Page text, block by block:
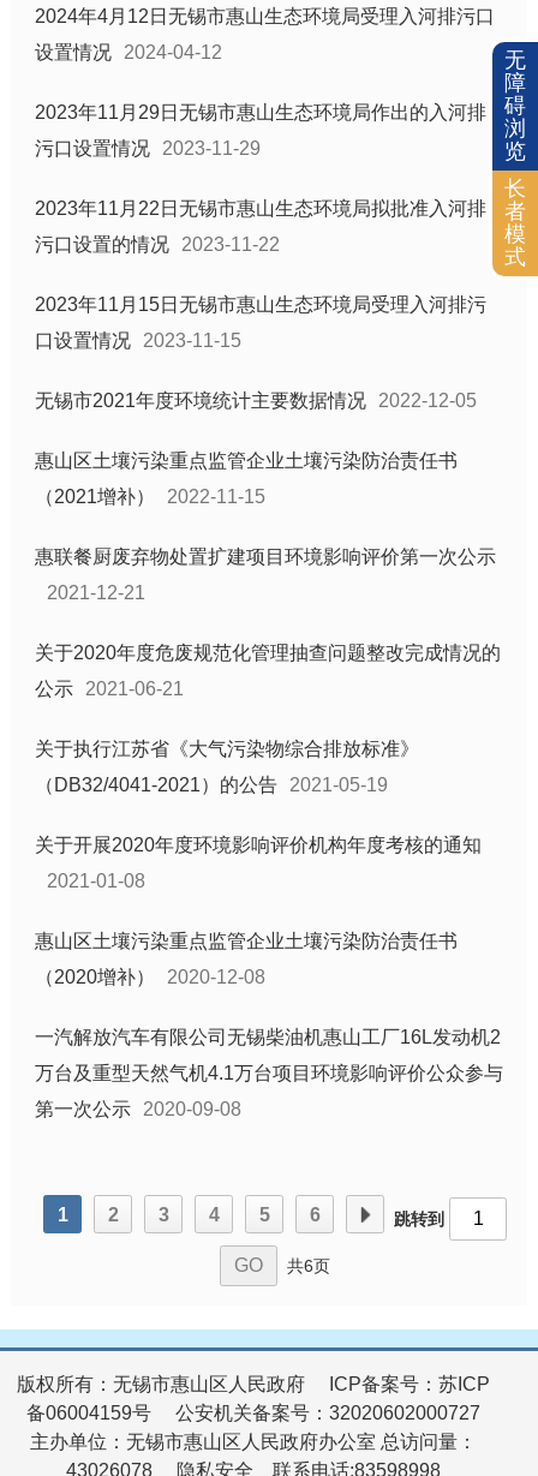
2024年4月12日无锡市惠山生态环境局受理入河排污口
设置情况
2024-04-12
2023年11月29日无锡市惠山生态环境局作出的入河排
污口设置情况
2023-11-29
2023年11月22日无锡市惠山生态环境局拟批准入河排
污口设置的情况
2023-11-22
2023年11月15日无锡市惠山生态环境局受理入河排污
口设置情况
2023-11-15
无锡市2021年度环境统计主要数据情况 2022-12-05
惠山区土壤污染重点监管企业土壤污染防治责任书
（2021增补）
2022-11-15
惠联餐厨废弃物处置扩建项目环境影响评价第一次公示
2021-12-21
关于2020年度危废规范化管理抽查问题整改完成情况的
公示
2021-06-21
关于执行江苏省《大气污染物综合排放标准》
（DB32/4041-2021）的公告
2021-05-19
关于开展2020年度环境影响评价机构年度考核的通知
2021-01-08
惠山区土壤污染重点监管企业土壤污染防治责任书
（2020增补）
2020-12-08
一汽解放汽车有限公司无锡柴油机惠山工厂16L发动机2
万台及重型天然气机4.1万台项目环境影响评价公众参与
第一次公示
2020-09-08
1 2 3 4 5 6 跳转到
共6页
版权所有：无锡市惠山区人民政府
ICP备案号：苏ICP
备06004159号
公安机关备案号：32020602000727
主办单位：无锡市惠山区人民政府办公室 总访问量：
43026078
隐私安全 联系电话:83598998
无
障
碍
浏
览
长
者
模
式